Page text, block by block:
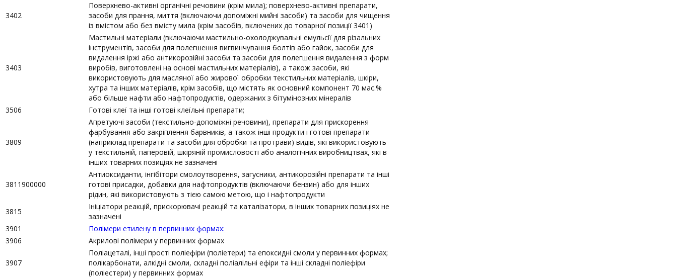
3402
Поверхнево-активні органічні речовини (крім мила); поверхнево-активні препарати,
засоби для прання, миття (включаючи допоміжні мийні засоби) та засоби для чищення
із вмістом або без вмісту мила (крім засобів, включених до товарної позиції 3401)
3403
Мастильні матеріали (включаючи мастильно-охолоджувальні емульсії для різальних
інструментів, засоби для полегшення вигвинчування болтів або гайок, засоби для
видалення іржі або антикорозійні засоби та засоби для полегшення видалення з форм
виробів, виготовлені на основі мастильних матеріалів), а також засоби, які
використовують для масляної або жирової обробки текстильних матеріалів, шкіри,
хутра та інших матеріалів, крім засобів, що містять як основний компонент 70 мас.%
або більше нафти або нафтопродуктів, одержаних з бітумінозних мінералів
3506
Готові клеї та інші готові клеїльні препарати;
3809
Апретуючі засоби (текстильно-допоміжні речовини), препарати для прискорення
фарбування або закріплення барвників, а також інші продукти і готові препарати
(наприклад препарати та засоби для обробки та протрави) видів, які використовують
у текстильній, паперовій, шкіряній промисловості або аналогічних виробництвах, які в
інших товарних позиціях не зазначені
3811900000
Антиоксиданти, інгібітори смолоутворення, загусники, антикорозійні препарати та інші
готові присадки, добавки для нафтопродуктів (включаючи бензин) або для інших
рідин, які використовують з тією самою метою, що і нафтопродукти
3815
Ініціатори реакцій, прискорювачі реакцій та каталізатори, в інших товарних позиціях не
зазначені
3901
Полімери етилену в первинних формах:
3906
Акрилові полімери у первинних формах
3907
Поліацеталі, інші прості поліефіри (поліетери) та епоксидні смоли у первинних формах;
полікарбонати, алкідні смоли, складні поліалільні ефіри та інші складні поліефіри
(поліестери) у первинних формах